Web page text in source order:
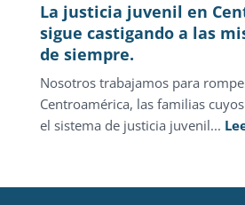
La justicia juvenil en
sigue castigando a las
de siempre.
Nosotros trabajamos para
Centroamérica, las familias
el sistema de justicia juvenil...